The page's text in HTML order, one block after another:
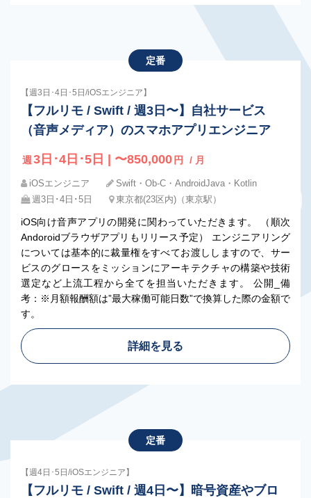
定番
【週3日･4日･5日/iOSエンジニア】
【フルリモ / Swift / 週3日〜】自社サービス
（音声メディア）のスマホアプリエンジニア
週 3日･4日･5日 | 〜850,000 円 / 月
iOSエンジニア
Swift・Ob-C・AndroidJava・Kotlin
週3日･4日･5日
東京都(23区内)（東京駅）
iOS向け音声アプリの開発に関わっていただきます。 （順次
Andoroidブラウザアプリもリリース予定） エンジニアリング
については基本的に裁量権をすべてお渡ししますので、サー
ビスのグロースをミッションにアーキテクチャの構築や技術
選定など上流工程から全てを担当いただきます。 公開_備
考：※月額報酬額は”最大稼働可能日数”で換算した際の金額で
す。
詳細を見る
定番
【週4日･5日/iOSエンジニア】
【フルリモ / Swift / 週4日〜】暗号資産やブロ